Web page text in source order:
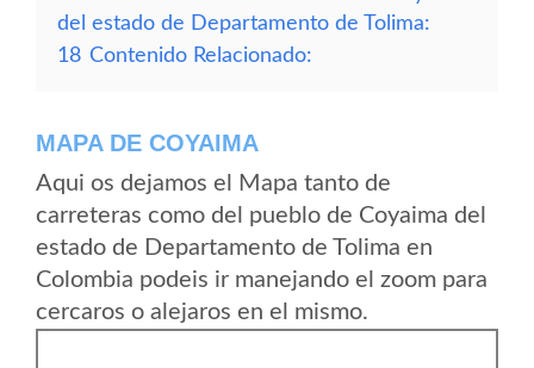
del estado de Departamento de Tolima:
18 Contenido Relacionado:
MAPA DE COYAIMA
Aqui os dejamos el Mapa tanto de
carreteras como del pueblo de Coyaima del
estado de Departamento de Tolima en
Colombia podeis ir manejando el zoom para
cercaros o alejaros en el mismo.